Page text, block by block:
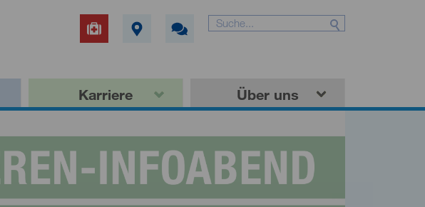
Über uns
Karriere